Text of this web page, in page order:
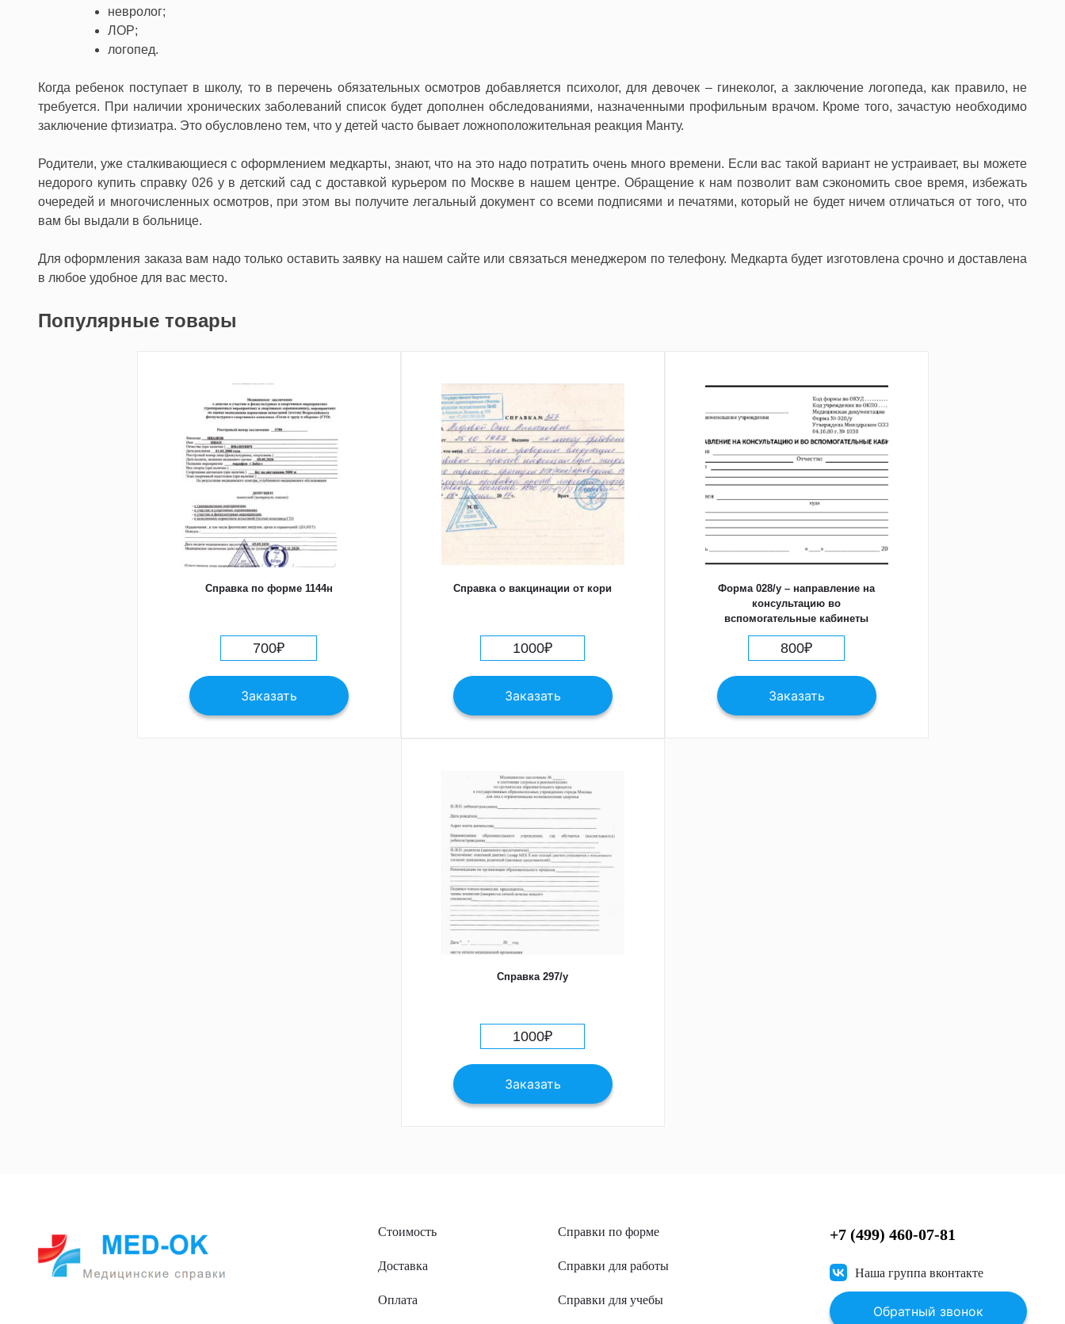
невролог;
ЛОР;
логопед.
Когда ребенок поступает в школу, то в перечень обязательных осмотров добавляется психолог, для девочек – гинеколог, а заключение логопеда, как правило, не
требуется. При наличии хронических заболеваний список будет дополнен обследованиями, назначенными профильным врачом. Кроме того, зачастую необходимо
заключение фтизиатра. Это обусловлено тем, что у детей часто бывает ложноположительная реакция Манту.
Родители, уже сталкивающиеся с оформлением медкарты, знают, что на это надо потратить очень много времени. Если вас такой вариант не устраивает, вы можете
недорого купить справку 026 у в детский сад с доставкой курьером по Москве в нашем центре. Обращение к нам позволит вам сэкономить свое время, избежать
очередей и многочисленных осмотров, при этом вы получите легальный документ со всеми подписями и печатями, который не будет ничем отличаться от того, что
вам бы выдали в больнице.
Для оформления заказа вам надо только оставить заявку на нашем сайте или связаться менеджером по телефону. Медкарта будет изготовлена срочно и доставлена
в любое удобное для вас место.
Популярные товары
Справка по форме 1144н
700₽
Заказать
Справка о вакцинации от кори
1000₽
Заказать
Форма 028/у – направление на
консультацию во
вспомогательные кабинеты
800₽
Заказать
Справка 297/у
1000₽
Заказать
Стоимость
Доставка
Оплата
Справки по форме
Справки для работы
Справки для учебы
+7 (499) 460-07-81
Наша группа вконтакте
Обратный звонок